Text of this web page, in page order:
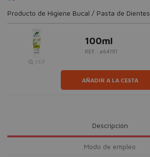
Producto de Higiene Bucal / Pasta de Dientes
VER
100ml
REF.: #64191
AÑADIR A LA CESTA
Descripción
Modo de empleo